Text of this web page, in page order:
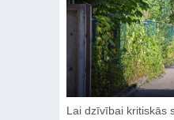
Lai dzīvībai kritiskās